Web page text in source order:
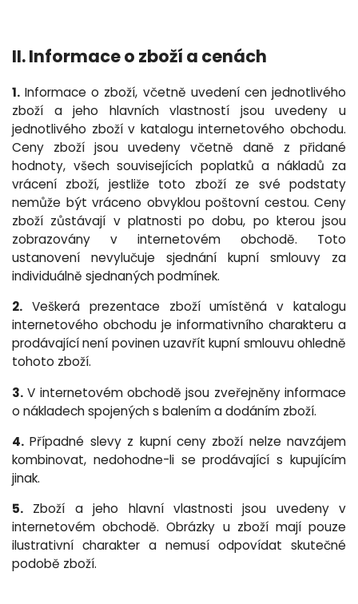
II. Informace o zboží a cenách
1. Informace o zboží, včetně uvedení cen jednotlivého
zboží a jeho hlavních vlastností jsou uvedeny u
jednotlivého zboží v katalogu internetového obchodu.
Ceny zboží jsou uvedeny včetně daně z přidané
hodnoty, všech souvisejících poplatků a nákladů za
vrácení zboží, jestliže toto zboží ze své podstaty
nemůže být vráceno obvyklou poštovní cestou. Ceny
zboží zůstávají v platnosti po dobu, po kterou jsou
zobrazovány v internetovém obchodě. Toto
ustanovení nevylučuje sjednání kupní smlouvy za
individuálně sjednaných podmínek.
2. Veškerá prezentace zboží umístěná v katalogu
internetového obchodu je informativního charakteru a
prodávající není povinen uzavřít kupní smlouvu ohledně
tohoto zboží.
3. V internetovém obchodě jsou zveřejněny informace
o nákladech spojených s balením a dodáním zboží.
4. Případné slevy z kupní ceny zboží nelze navzájem
kombinovat, nedohodne-li se prodávající s kupujícím
jinak.
5. Zboží a jeho hlavní vlastnosti jsou uvedeny v
internetovém obchodě. Obrázky u zboží mají pouze
ilustrativní charakter a nemusí odpovídat skutečné
podobě zboží.